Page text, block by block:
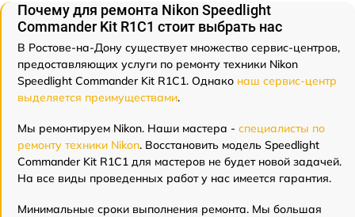
Почему для ремонта Nikon Speedlight
Commander Kit R1C1 стоит выбрать нас
В Ростове-на-Дону существует множество сервис-центров,
предоставляющих услуги по ремонту техники Nikon
Speedlight Commander Kit R1C1. Однако наш сервис-центр
выделяется преимуществами.
Мы ремонтируем Nikon. Наши мастера - специалисты по
ремонту техники Nikon. Восстановить модель Speedlight
Commander Kit R1C1 для мастеров не будет новой задачей.
На все виды проведенных работ у нас имеется гарантия.
Минимальные сроки выполнения ремонта. Мы большая